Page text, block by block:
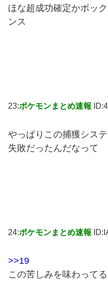
ほな超成功確定かボッ
ンス
23:ポケモンまとめ速報
やっぱりこの捕獲シス
失敗だったんだなって
24:ポケモンまとめ速報
>>19
この苦しみを味わって